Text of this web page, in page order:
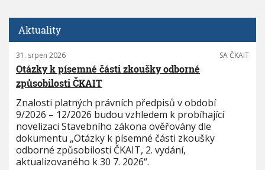
Aktuality
31. srpen 2026 SA ČKAIT
Otázky k písemné části zkoušky odborné
způsobilosti ČKAIT
Znalosti platných právních předpisů v období
9/2026 – 12/2026 budou vzhledem k probíhající
novelizaci Stavebního zákona ověřovány dle
dokumentu „Otázky k písemné části zkoušky
odborné způsobilosti ČKAIT, 2. vydání,
aktualizovaného k 30 7. 2026“.